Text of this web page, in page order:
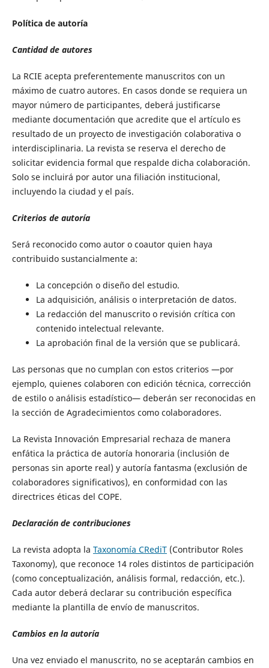
Política de autoría
Cantidad de autores
La RCIE acepta preferentemente manuscritos con un
máximo de cuatro autores. En casos donde se requiera un
mayor número de participantes, deberá justificarse
mediante documentación que acredite que el artículo es
resultado de un proyecto de investigación colaborativa o
interdisciplinaria. La revista se reserva el derecho de
solicitar evidencia formal que respalde dicha colaboración.
Solo se incluirá por autor una filiación institucional,
incluyendo la ciudad y el país.
Criterios de autoría
Será reconocido como autor o coautor quien haya
contribuido sustancialmente a:
La concepción o diseño del estudio.
La adquisición, análisis o interpretación de datos.
La redacción del manuscrito o revisión crítica con
contenido intelectual relevante.
La aprobación final de la versión que se publicará.
Las personas que no cumplan con estos criterios —por
ejemplo, quienes colaboren con edición técnica, corrección
de estilo o análisis estadístico— deberán ser reconocidas en
la sección de Agradecimientos como colaboradores.
La Revista Innovación Empresarial rechaza de manera
enfática la práctica de autoría honoraria (inclusión de
personas sin aporte real) y autoría fantasma (exclusión de
colaboradores significativos), en conformidad con las
directrices éticas del COPE.
Declaración de contribuciones
La revista adopta la Taxonomía CRediT(Contributor Roles
Taxonomy), que reconoce 14 roles distintos de participación
(como conceptualización, análisis formal, redacción, etc.).
Cada autor deberá declarar su contribución específica
mediante la plantilla de envío de manuscritos.
Cambios en la autoría
Una vez enviado el manuscrito, no se aceptarán cambios en